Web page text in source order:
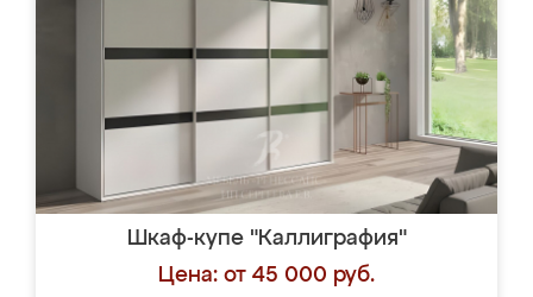
Шкаф-купе "Каллиграфия"
Цена: от 45 000 руб.